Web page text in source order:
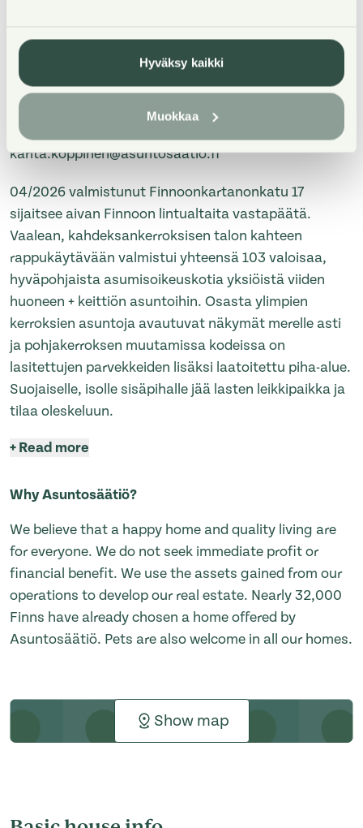
Hyväksy kaikki
Muokkaa
WELCOME TO THE VIEWING ON THURSDAY
13.8.2026 FROM 11 TO 14:30! At the viewing, you will
have the opportunity to explore all available
apartments, you can notify your arrival in advance:
karita.koppinen@asuntosaatio.fi
04/2026 valmistunut Finnoonkartanonkatu 17
sijaitsee aivan Finnoon lintualtaita vastapäätä.
Vaalean, kahdeksankerroksisen talon kahteen
rappukäytävään valmistui yhteensä 103 valoisaa,
hyväpohjaista asumisoikeuskotia yksiöistä viiden
huoneen + keittiön asuntoihin. Osasta ylimpien
kerroksien asuntoja avautuvat näkymät merelle asti
ja pohjakerroksen muutamissa kodeissa on
lasitettujen parvekkeiden lisäksi laatoitettu piha-alue.
Suojaiselle, isolle sisäpihalle jää lasten leikkipaikka ja
tilaa oleskeluun.
+Read more
Why Asuntosäätiö?
We believe that a happy home and quality living are
for everyone. We do not seek immediate profit or
financial benefit. We use the assets gained from our
operations to develop our real estate. Nearly 32,000
Finns have already chosen a home offered by
Asuntosäätiö. Pets are also welcome in all our homes.
Show map